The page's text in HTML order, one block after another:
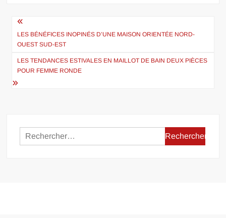
Navigation
de
l’article
LES BÉNÉFICES INOPINÉS D’UNE MAISON ORIENTÉE NORD-
OUEST SUD-EST
LES TENDANCES ESTIVALES EN MAILLOT DE BAIN DEUX PIÈCES
POUR FEMME RONDE
Rechercher :